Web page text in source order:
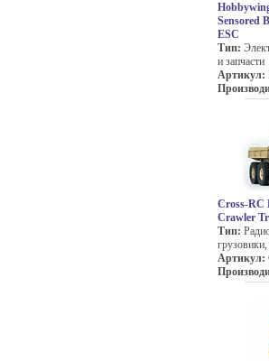
Sensored
ESC
Тип:
и запчасти
Артикул:
Cross-RC
Crawler
Тип:
Артикул: